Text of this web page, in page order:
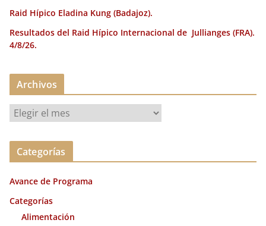
Raid Hípico Eladina Kung (Badajoz).
Resultados del Raid Hípico Internacional de Jullianges (FRA).
4/8/26.
Archivos
c
v
o
Categorías
Avance de Programa
Categorías
Alimentación